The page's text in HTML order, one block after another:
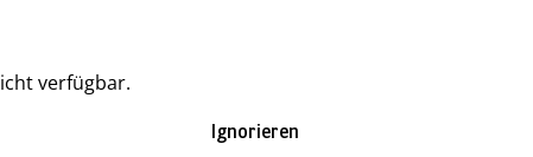
verfügbar.
Ignorieren